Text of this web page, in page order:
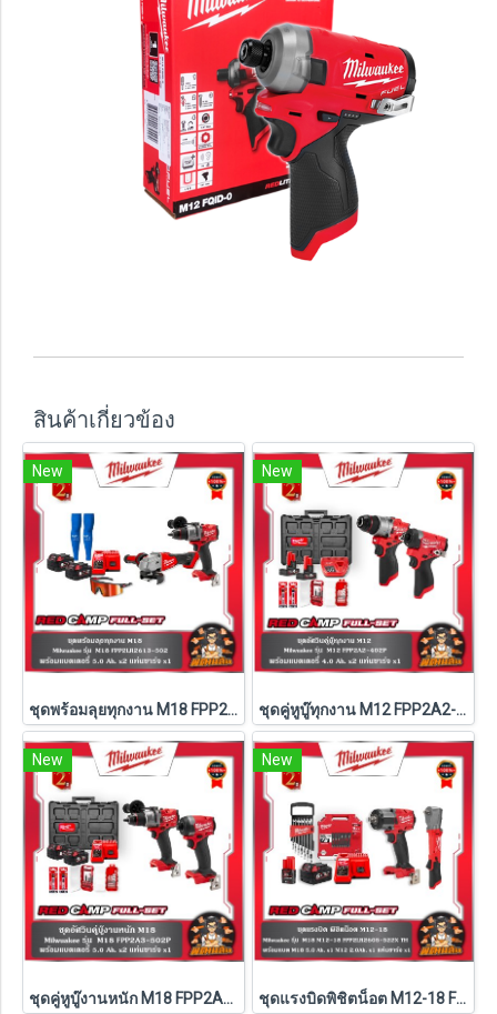
สินค้าเกี่ยวข้อง
New
ชุดพร้อมลุยทุกงาน M18 FPP2LR2613-502 Milwaukee (M18-FPD3+M18-FSAGV100XB-0X0)
New
ชุดคู่หูบู๊ทุกงาน M12 FPP2A2-402P Milwaukee (Q3)
New
ชุดคู่หูบู๊งานหนัก M18 FPP2A3-502P Milwaukee (Q3)
New
ชุดแรงบิดพิชิตน็อต M12-18 FPP2LR2605-522X TH Milwaukee (M18-FMTIW2F12-0X0+M12-FRAIWF12-0)